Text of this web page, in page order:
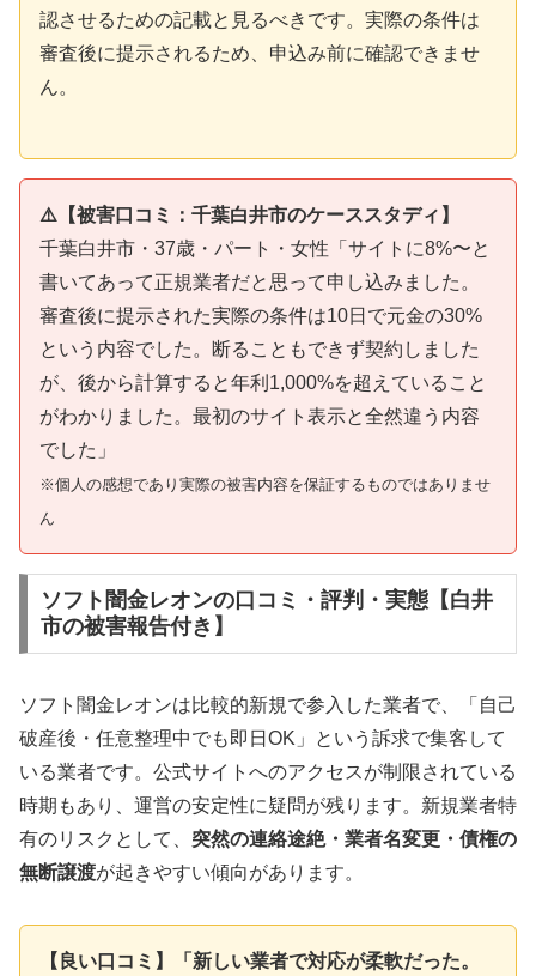
認させるための記載と見るべきです。実際の条件は
審査後に提示されるため、申込み前に確認できませ
ん。
⚠️【被害口コミ：千葉白井市のケーススタディ】
千葉白井市・37歳・パート・女性「サイトに8%〜と
書いてあって正規業者だと思って申し込みました。
審査後に提示された実際の条件は10日で元金の30%
という内容でした。断ることもできず契約しました
が、後から計算すると年利1,000%を超えていること
がわかりました。最初のサイト表示と全然違う内容
でした」
※個人の感想であり実際の被害内容を保証するものではありませ
ん
ソフト闇金レオンの口コミ・評判・実態【白井
市の被害報告付き】
ソフト闇金レオンは比較的新規で参入した業者で、「自己
破産後・任意整理中でも即日OK」という訴求で集客して
いる業者です。公式サイトへのアクセスが制限されている
時期もあり、運営の安定性に疑問が残ります。新規業者特
有のリスクとして、 突然の連絡途絶・業者名変更・債権の
無断譲渡が起きやすい傾向があります。
【良い口コミ】「新しい業者で対応が柔軟だった。